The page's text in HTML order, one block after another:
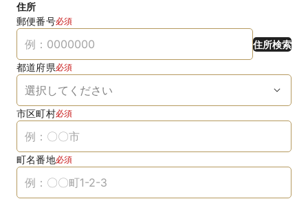
住所
郵便番号必須
住所検索
都道府県必須
市区町村必須
町名番地必須